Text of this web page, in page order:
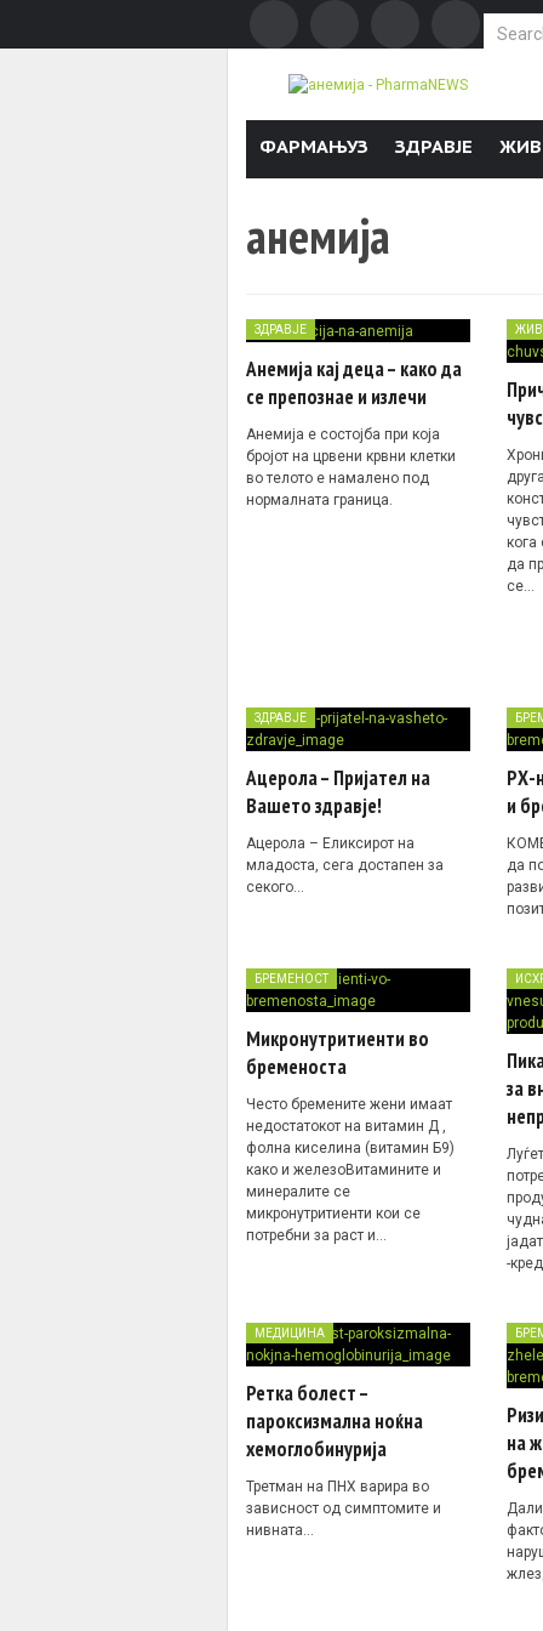
Search
ФАРМАЊУЗ ЗДРАВЈЕ
анемија
ЗДРАВЈЕ
Анемија кај деца – како да
се препознае и излечи
Анемија е состојба при која
бројот на црвени крвни клетки
во телото е намалено под
нормалната граница.
кога
да
се…
ЗДРАВЈЕ
Ацерола – Пријател на
Вашето здравје!
Ацерола – Еликсирот на
младоста, сега достапен за
секого…
РХ-
и
да
БРЕМЕНОСТ
Микронутритиенти во
бременоста
Често бремените жени имаат
недостатокот на витамин Д ,
фолна киселина (витамин Б9)
како и железоВитамините и
минералите се
микронутритиенти кои се
потребни за раст и…
за
-
МЕДИЦИНА
Ретка болест –
пароксизмална ноќна
хемоглобинурија
Третман на ПНХ варира во
зависност од симптомите и
нивната…
на